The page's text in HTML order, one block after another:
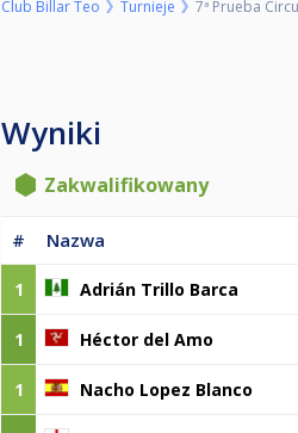
Club Billar Teo Turnieje 7ª Prueba
Wyniki
Zakwalifikowany
# Nazwa
1 Adrián Trillo Barca
1 Héctor del Amo
1 Nacho Lopez Blanco